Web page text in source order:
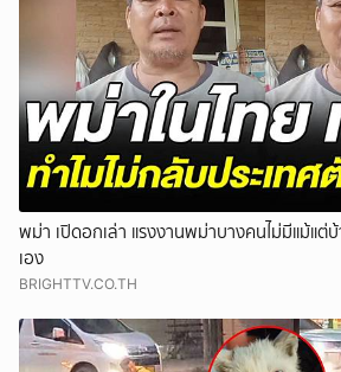
พม่า เปิดอกเล่า แรงงานพม่าบางคนไม่มีแม้แต่
เอง
BRIGHTTV.CO.TH